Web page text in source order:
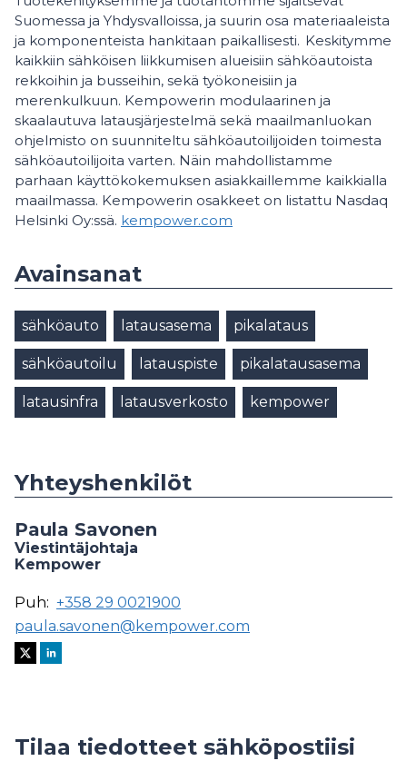
Suomessa ja Yhdysvalloissa, ja suurin osa materiaaleista
ja komponenteista hankitaan paikallisesti. Keskitymme
kaikkiin sähköisen liikkumisen alueisiin sähköautoista
rekkoihin ja busseihin, sekä työkoneisiin ja
merenkulkuun. Kempowerin modulaarinen ja
skaalautuva latausjärjestelmä sekä maailmanluokan
ohjelmisto on suunniteltu sähköautoilijoiden toimesta
sähköautoilijoita varten. Näin mahdollistamme
parhaan käyttökokemuksen asiakkaillemme kaikkialla
maailmassa. Kempowerin osakkeet on listattu Nasdaq
Helsinki Oy:ssä. kempower.com
Avainsanat
sähköauto latausasema pikalataus
sähköautoilu latauspiste pikalatausasema
latausinfra latausverkosto kempower
Yhteyshenkilöt
Paula Savonen
Viestintäjohtaja
Kempower
Puh: +358 29 0021900
paula.savonen@kempower.com
Tilaa tiedotteet sähköpostiisi